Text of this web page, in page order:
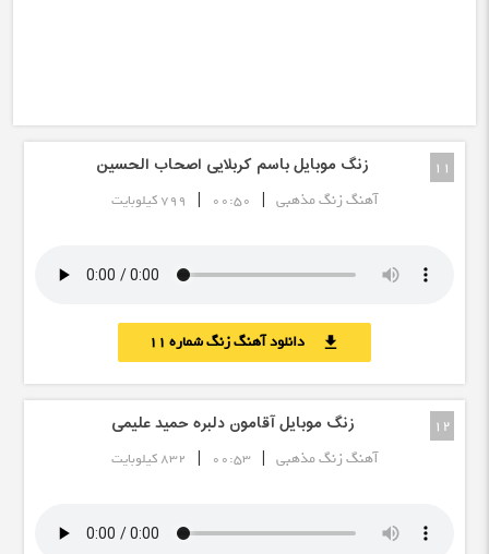
11 زنگ موبایل باسم کربلایی اصحاب الحسين
آهنگ زنگ مذهبی |
00:50
| 799 کیلوبایت
download دانلود آهنگ زنگ شماره 11
12 زنگ موبایل آقامون دلبره حمید علیمی
آهنگ زنگ مذهبی |
00:53
| 832 کیلوبایت